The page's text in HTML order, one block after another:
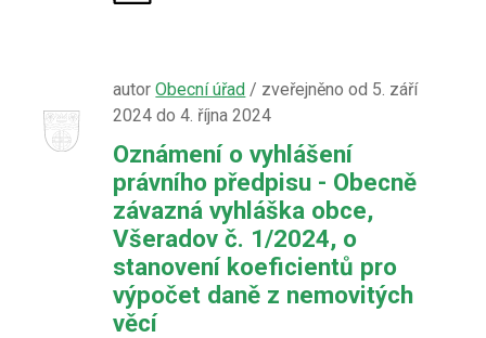
autorObecní úřad / zveřejněno od 5. září
2024 do 4. října 2024
Oznámení o vyhlášení
právního předpisu - Obecně
závazná vyhláška obce,
Všeradov č. 1/2024, o
stanovení koeficientů pro
výpočet daně z nemovitých
věcí